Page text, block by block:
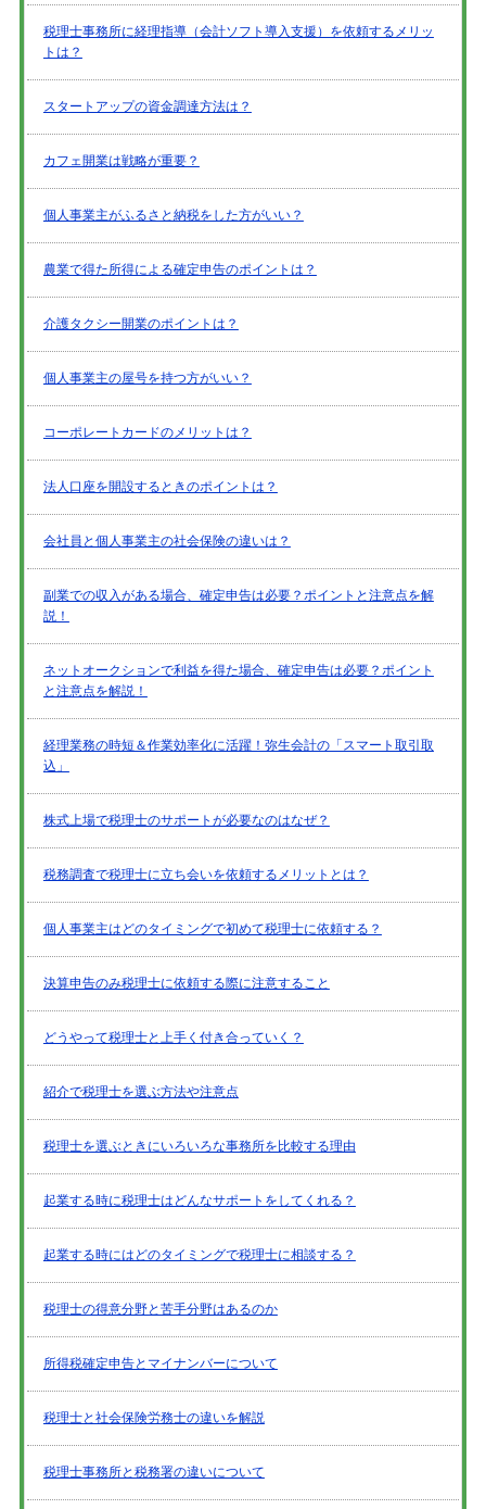
税理士事務所に経理指導（会計ソフト導入支援）を依頼するメリッ
トは？
スタートアップの資金調達方法は？
カフェ開業は戦略が重要？
個人事業主がふるさと納税をした方がいい？
農業で得た所得による確定申告のポイントは？
介護タクシー開業のポイントは？
個人事業主の屋号を持つ方がいい？
コーポレートカードのメリットは？
法人口座を開設するときのポイントは？
会社員と個人事業主の社会保険の違いは？
副業での収入がある場合、確定申告は必要？ポイントと注意点を解
説！
ネットオークションで利益を得た場合、確定申告は必要？ポイント
と注意点を解説！
経理業務の時短＆作業効率化に活躍！弥生会計の「スマート取引取
込」
株式上場で税理士のサポートが必要なのはなぜ？
税務調査で税理士に立ち会いを依頼するメリットとは？
個人事業主はどのタイミングで初めて税理士に依頼する？
決算申告のみ税理士に依頼する際に注意すること
どうやって税理士と上手く付き合っていく？
紹介で税理士を選ぶ方法や注意点
税理士を選ぶときにいろいろな事務所を比較する理由
起業する時に税理士はどんなサポートをしてくれる？
起業する時にはどのタイミングで税理士に相談する？
税理士の得意分野と苦手分野はあるのか
所得税確定申告とマイナンバーについて
税理士と社会保険労務士の違いを解説
税理士事務所と税務署の違いについて